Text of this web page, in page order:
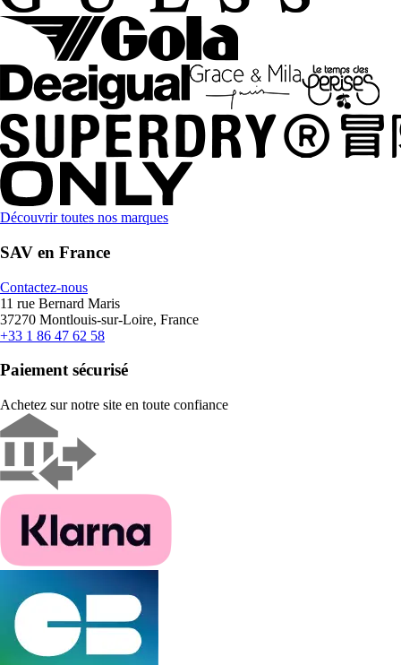
Découvrir toutes nos marques
SAV en France
Contactez-nous
11 rue Bernard Maris
37270 Montlouis-sur-Loire, France
+33 1 86 47 62 58
Paiement sécurisé
Achetez sur notre site en toute confiance